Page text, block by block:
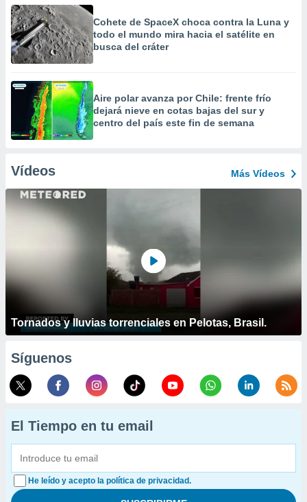
Cohete de SpaceX choca contra la Luna y
todo el mundo mira hacia el satélite en
busca del cráter
Aire polar avanza por Chile: frente frío
dejará nieve en cotas bajas del sur y
centro del país este fin de semana
Vídeos Más Vídeos
Tornados y lluvias torrenciales en Pelotas, Brasil.
Síguenos
El Tiempo en tu email
He leído y acepto la política de privacidad.